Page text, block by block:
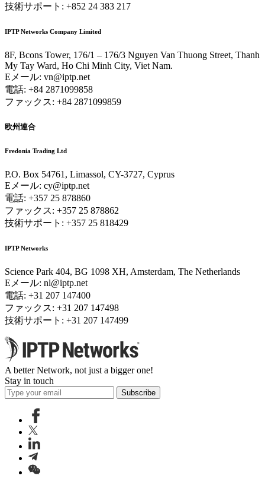
技術サポート: +852 24 383 217
IPTP Networks Company Limited
8F, Bcons Tower, 176/1 – 176/3 Nguyen Van Thuong Street, Thanh
My Tay Ward, Ho Chi Minh City, Viet Nam.
Eメール: vn
iptp.net
電話: +84 2871099858
ファックス: +84 2871099859
欧州連合
Fredonia Trading Ltd
P.O. Box 54761, Limassol, CY-3727, Cyprus
Eメール: cy
iptp.net
電話: +357 25 878860
ファックス: +357 25 878862
技術サポート: +357 25 818429
IPTP Networks
Science Park 404, BG 1098 XH, Amsterdam, The Netherlands
Eメール: nl
iptp.net
電話: +31 207 147400
ファックス: +31 207 147498
技術サポート: +31 207 147499
A better Network, not just a bigger one!
Stay in touch
Subscribe